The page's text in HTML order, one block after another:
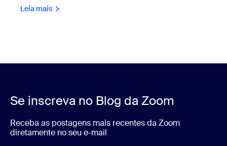
Leia mais
Se inscreva no Blog da Zoom
Receba as postagens mais recentes da Zoom
diretamente no seu e-mail